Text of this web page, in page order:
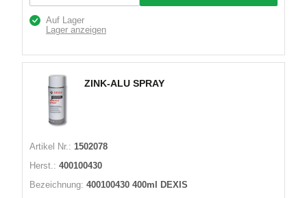
Auf Lager
Lager anzeigen
ZINK-ALU SPRAY
Artikel Nr.: 1502078
Herst.: 400100430
Bezeichnung: 400100430 400ml DEXIS